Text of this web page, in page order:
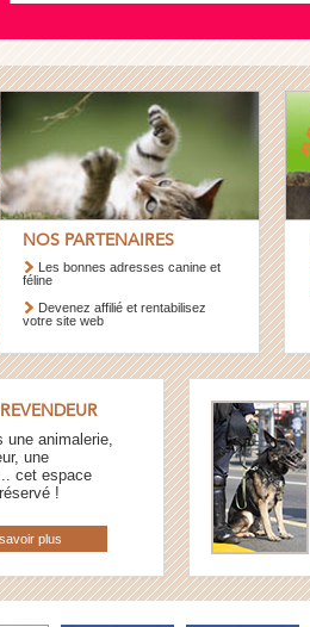
NOS PARTENAIRES
Les bonnes adresses canine et
féline
Devenez affilié et rentabilisez
votre site web
une animalerie,
une
cet espace
!
plus